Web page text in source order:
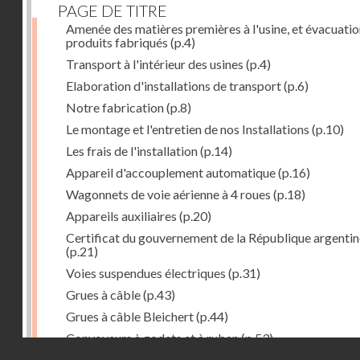
PAGE DE TITRE
Amenée des matières premières à l'usine, et
produits fabriqués (p.4)
Transport à l'intérieur des usines (p.4)
Elaboration d'installations de transport(p.6)
Notre fabrication(p.8)
Le montage et l'entretien de nos Installations (p.10)
Les frais de l'installation(p.14)
Appareil d'accouplement automatique(p.16)
Wagonnets de voie aérienne à 4 roues (p.18)
Appareils auxiliaires (p.20)
Certificat du gouvernement de la République
(p.21)
Voies suspendues électriques (p.31)
Grues à câble(p.43)
Grues à câble Bleichert(p.44)
Convoyeurs à godets et à ruban(p.53)